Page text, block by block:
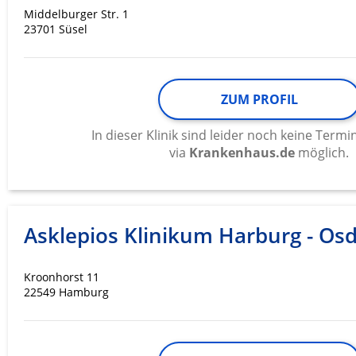
Middelburger Str. 1
23701 Süsel
ZUM PROFIL
In dieser Klinik sind leider noch keine
via Krankenhaus.de möglich.
Asklepios Klinikum Harburg -
Kroonhorst 11
22549 Hamburg
Messung der Werbeleistung
Analyse von Zielgruppen durch Statistiken oder
Entwicklung und Verbesserung der Angebote
Verwendung reduzierter Daten zur Auswahl von Inhalten
Geräte anhand von aktiv angeforderten Informationen
Notwendig
Performance